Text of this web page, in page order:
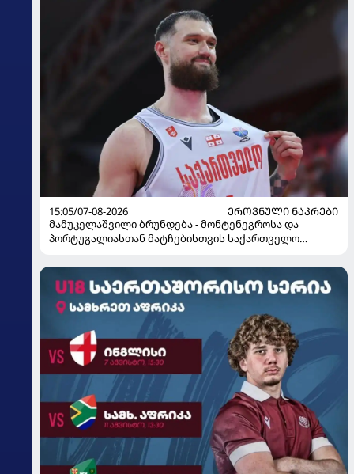
15:05/07-08-2026
ᲔᲠᲝᲕᲜᲣᲚᲘ ᲜᲐᲙᲠᲔᲑᲘ
მამუკელაშვილი ბრუნდება - მონტენეგროსა და
პორტუგალიასთან მატჩებისთვის საქართველო